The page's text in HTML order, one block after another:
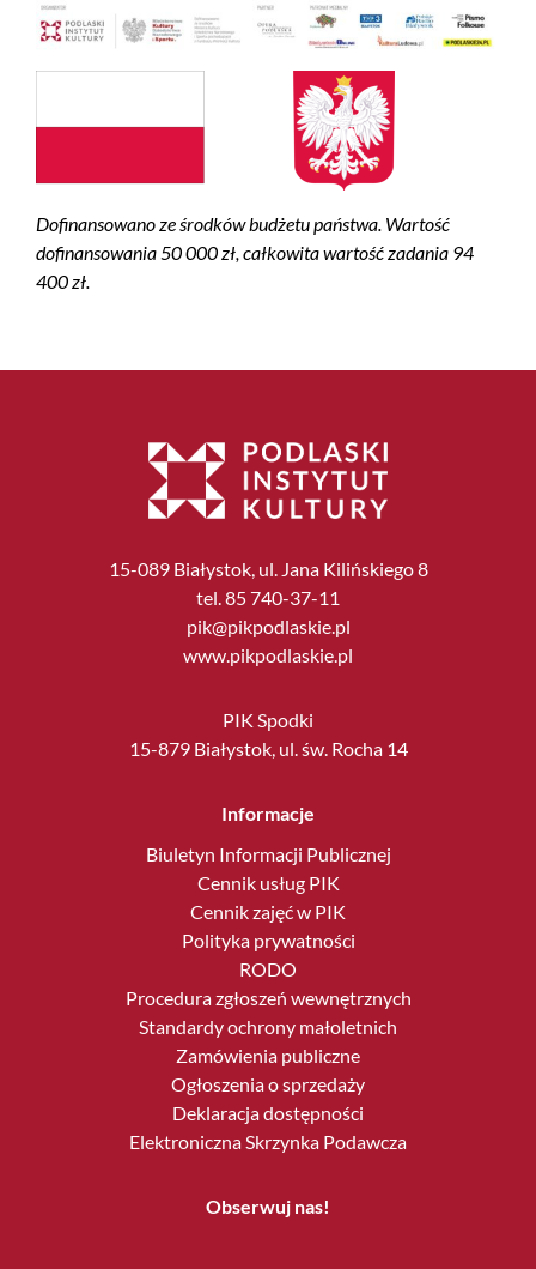
Dofinansowano ze środków budżetu państwa. Wartość
dofinansowania 50 000 zł, całkowita wartość zadania 94
400 zł.
15-089 Białystok, ul. Jana Kilińskiego 8
tel. 85 740-37-11
pik@pikpodlaskie.pl
www.pikpodlaskie.pl
PIK Spodki
15-879 Białystok, ul. św. Rocha 14
Informacje
Biuletyn Informacji Publicznej
Cennik usług PIK
Cennik zajęć w PIK
Polityka prywatności
RODO
Procedura zgłoszeń wewnętrznych
Standardy ochrony małoletnich
Zamówienia publiczne
Ogłoszenia o sprzedaży
Deklaracja dostępności
Elektroniczna Skrzynka Podawcza
Obserwuj nas!